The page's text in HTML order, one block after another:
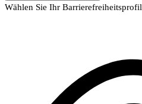
Wählen Sie Ihr Barrierefreiheitsprofil